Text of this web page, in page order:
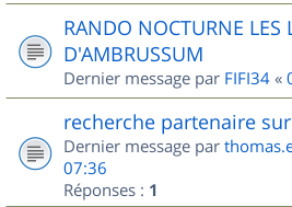
RANDO NOCTURNE LES
D'AMBRUSSUM
Dernier message par FIFI34 «
recherche partenaire
Dernier message par
07:36
Réponses : 1